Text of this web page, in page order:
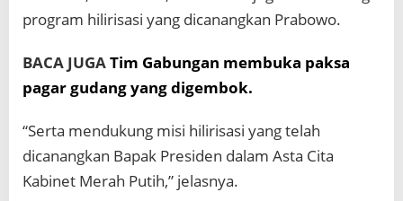
program hilirisasi yang dicanangkan Prabowo.
BACA JUGATim Gabungan membuka paksa
pagar gudang yang digembok.
“Serta mendukung misi hilirisasi yang telah
dicanangkan Bapak Presiden dalam Asta Cita
Kabinet Merah Putih,” jelasnya.